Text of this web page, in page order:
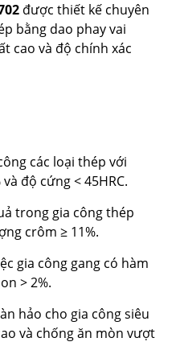
hệ
ngay
được thiết kế chuyên
bằng dao phay vai
cao và độ chính xác
các loại thép với
độ cứng < 45HRC.
trong gia công thép
crôm ≥ 11%.
gia công gang có hàm
> 2%.
hảo cho gia công siêu
và chống ăn mòn vượt